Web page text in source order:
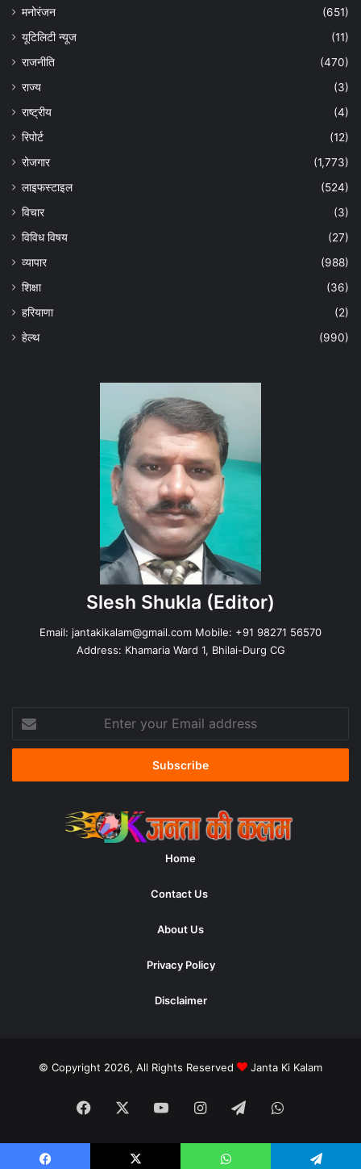
मनोरंजन
(651)
यूटिलिटी न्यूज
(11)
राजनीति
(470)
राज्य
(3)
राष्ट्रीय
(4)
रिपोर्ट
(12)
रोजगार
(1,773)
लाइफस्टाइल
(524)
विचार
(3)
विविध विषय
(27)
व्यापार
(988)
शिक्षा
(36)
हरियाणा
(2)
हेल्‍थ
(990)
Slesh Shukla (Editor)
Email: jantakikalam@gmail.com Mobile: +91 98271 56570
Address: Khamaria Ward 1, Bhilai-Durg CG
your
Email
Home
Contact Us
About Us
Privacy Policy
Disclaimer
© Copyright 2026, All Rights Reserved Janta Ki Kalam
Facebook YouTubeInstagram
TelegramWhatsApp